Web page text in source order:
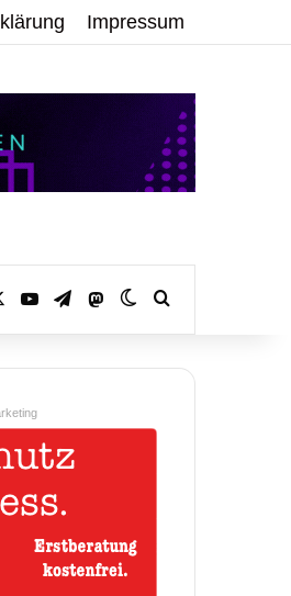
Impressum
YouTubeTelegramMastodonSkin umschalten